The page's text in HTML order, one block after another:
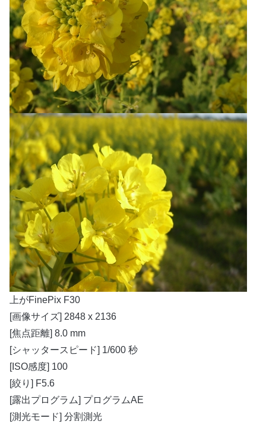
上がFinePix F30
[画像サイズ] 2848 x 2136
[焦点距離] 8.0 mm
[シャッタースピード] 1/600 秒
[ISO感度] 100
[絞り] F5.6
[露出プログラム] プログラムAE
[測光モード] 分割測光